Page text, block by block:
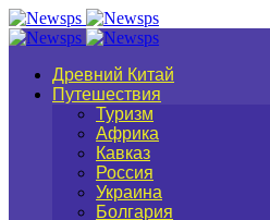
Древний Китай
Путешествия
Туризм
Африка
Кавказ
Россия
Украина
Болгария